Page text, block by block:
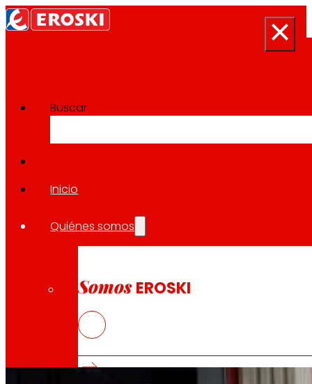
Buscar
Inicio
Quiénes somos
Somos EROSKI
Sala de prensa
Volver a todas las noticias
18.05.2026
El programa ‘Izan Arrantzale’
toda Euskadi, con participación